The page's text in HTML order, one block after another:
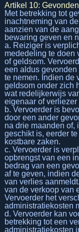
Artikel 10:
Met betrekking tot
inachtneming van
aanzien van de
bewaring geven en
a. Reiziger is
mededeling te doen
of geldsom.
een aldus
te nemen. Indien de
geldsom onder zich
wat redelijkerwijs
eigenaar of verliezer
b. Vervoerder is
door een ander
na drie maanden of,
geschikt is, eerder
kostbare zaken.
c. Vervoerder is
opbrengst van een
bedrag van een
af te geven, indien
van verlies
van de verkoop van
Vervoerder het
administratiekosten
d. Vervoerder kan
betrekking tot een
administratiekosten